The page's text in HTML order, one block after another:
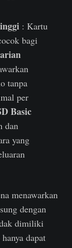
: Kartu
bagi
tanpa
per
Basic
dan
yang
menawarkan
dengan
dimiliki
dapat